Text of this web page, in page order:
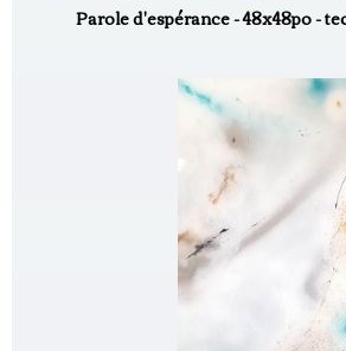
Parole d'espérance - 48x48po -